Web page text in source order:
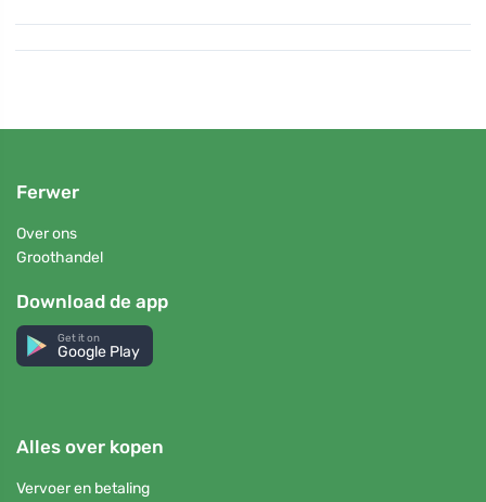
Ferwer
Over ons
Groothandel
Download de app
Get it on
Google Play
Alles over kopen
Vervoer en betaling